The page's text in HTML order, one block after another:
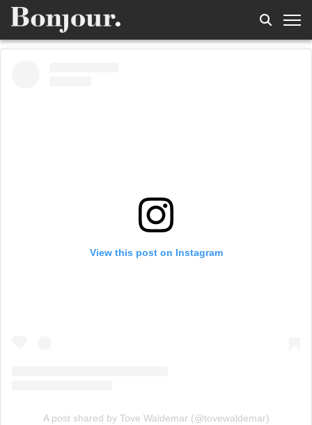
View this post on Instagram
A post shared by Tove Waldemar (@tovewaldemar)